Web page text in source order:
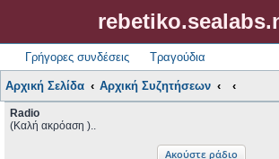
Γρήγορες συνδέσεις Τραγούδια
Αρχική Σελίδα Αρχική Συζητήσεων
Radio
(Καλή ακρόαση )..